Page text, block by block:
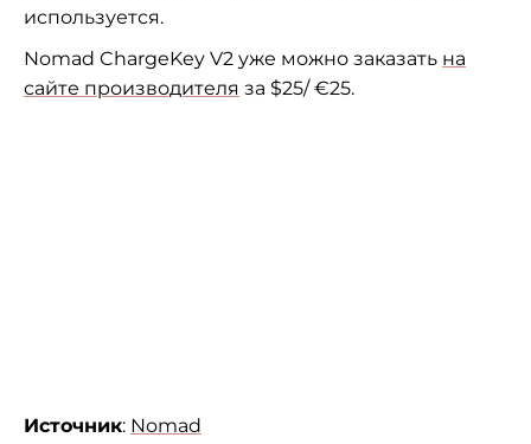
используется.
Nomad ChargeKey V2 уже можно заказать на
сайте производителя за $25/ €25.
Источник: Nomad